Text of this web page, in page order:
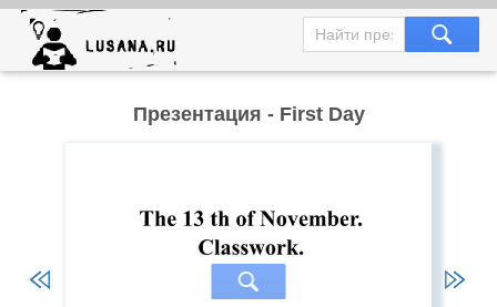
Презентация - First Day